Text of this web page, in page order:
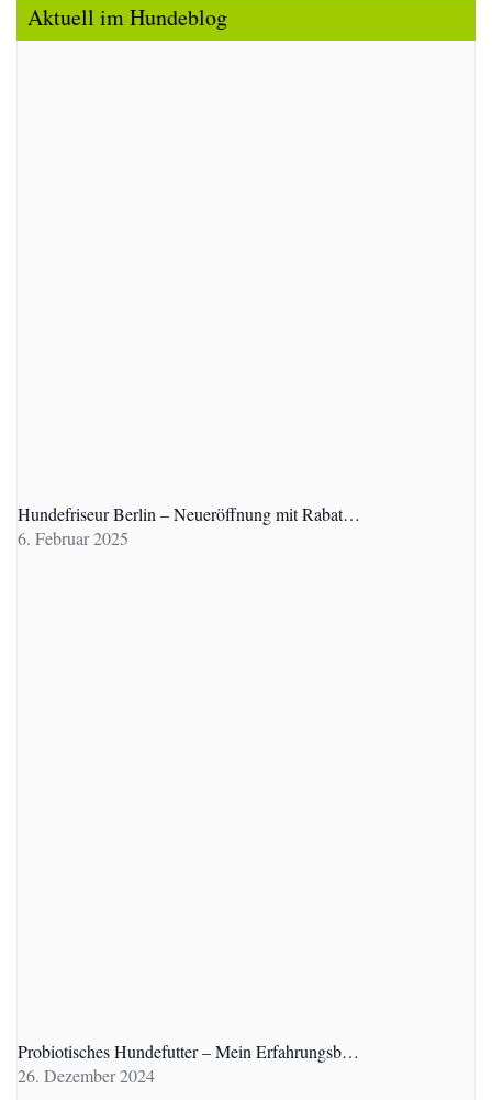
Aktuell im Hundeblog
Hundefriseur Berlin – Neueröffnung mit Rabat…
6. Februar 2025
Probiotisches Hundefutter – Mein Erfahrungsb…
26. Dezember 2024